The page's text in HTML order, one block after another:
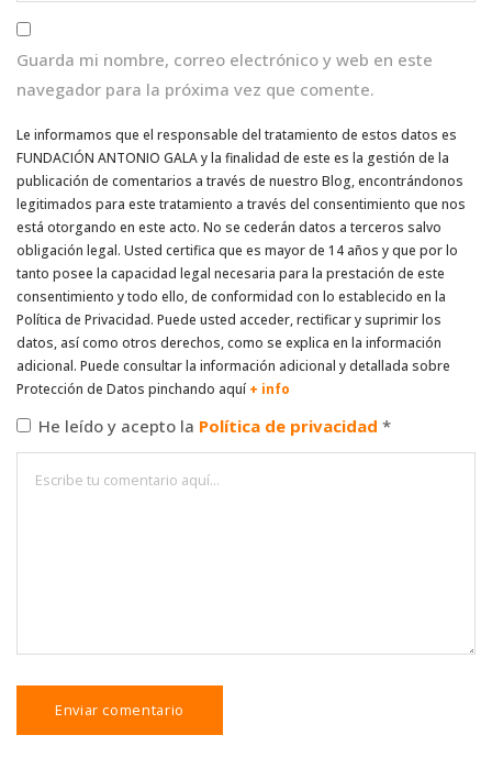
Guarda mi nombre, correo electrónico y web en este
navegador para la próxima vez que comente.
Le informamos que el responsable del tratamiento de estos datos es
FUNDACIÓN ANTONIO GALA y la finalidad de este es la gestión de la
publicación de comentarios a través de nuestro Blog, encontrándonos
legitimados para este tratamiento a través del consentimiento que nos
está otorgando en este acto. No se cederán datos a terceros salvo
obligación legal. Usted certifica que es mayor de 14 años y que por lo
tanto posee la capacidad legal necesaria para la prestación de este
consentimiento y todo ello, de conformidad con lo establecido en la
Política de Privacidad. Puede usted acceder, rectificar y suprimir los
datos, así como otros derechos, como se explica en la información
adicional. Puede consultar la información adicional y detallada sobre
Protección de Datos pinchando aquí + info
He leído y acepto la Política de privacidad *